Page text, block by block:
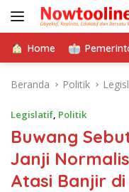
Langsung
Home
Beranda Politik
Legislatif, Politik
Buwang
Janji
Atasi Banjir